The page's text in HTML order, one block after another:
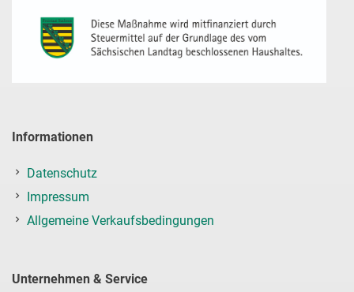
Informationen
Datenschutz
Impressum
Allgemeine Verkaufsbedingungen
Unternehmen & Service